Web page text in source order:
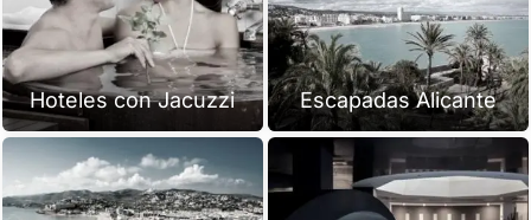
Hoteles con Jacuzzi Escapadas Alicante